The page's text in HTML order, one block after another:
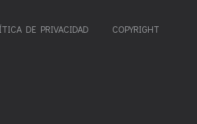
DE PRIVACIDAD COPYRIGHT